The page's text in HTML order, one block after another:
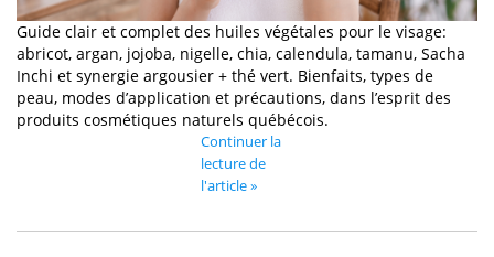
Guide clair et complet des huiles végétales pour le visage:
abricot, argan, jojoba, nigelle, chia, calendula, tamanu, Sacha
Inchi et synergie argousier + thé vert. Bienfaits, types de
peau, modes d’application et précautions, dans l’esprit des
produits cosmétiques naturels québécois.
Continuer la
lecture de
l'article »